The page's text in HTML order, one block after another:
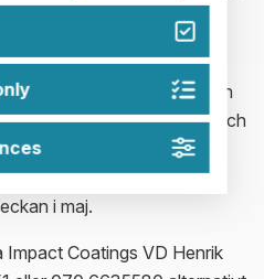
legoytbehandlingstjänst,
att presenteras för den
via besonliga besök och
Vidare planeras
och utställningar, bl a
i maj.
Coatings VD Henrik